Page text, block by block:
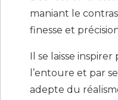
maniant le
finesse et
Il se laisse
l’entoure et par
adepte du